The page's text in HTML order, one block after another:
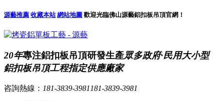
源藝推薦 收藏本站 網站地圖 歡迎光臨佛山源藝鋁扣板吊頂官網！
20年專注鋁扣板吊頂研發生產眾多政府·民用大小型
鋁扣板吊頂工程指定供應廠家
咨詢熱線： 181-3839-3981 181-3839-3981